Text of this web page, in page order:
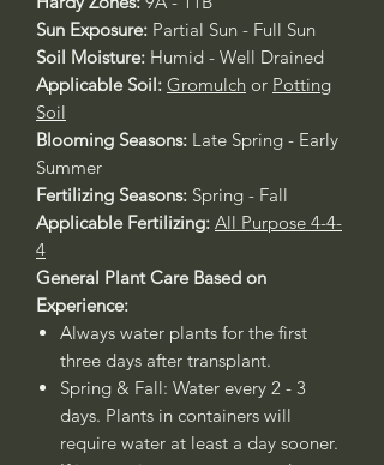
Sun Exposure: Partial Sun - Full Sun
Soil Moisture: Humid - Well Drained
Applicable Soil: Gromulch or Potting
Soil
Blooming Seasons: Late Spring - Early
Summer
Fertilizing Seasons: Spring - Fall
Applicable Fertilizing: All Purpose 4-4-
4
General Plant Care Based on
Experience:
Always water plants for the first
three days after transplant.
Spring & Fall: Water every 2 - 3
days. Plants in containers will
require water at least a day sooner.